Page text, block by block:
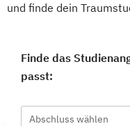
und finde dein
Finde das
passt:
Abschluss wählen